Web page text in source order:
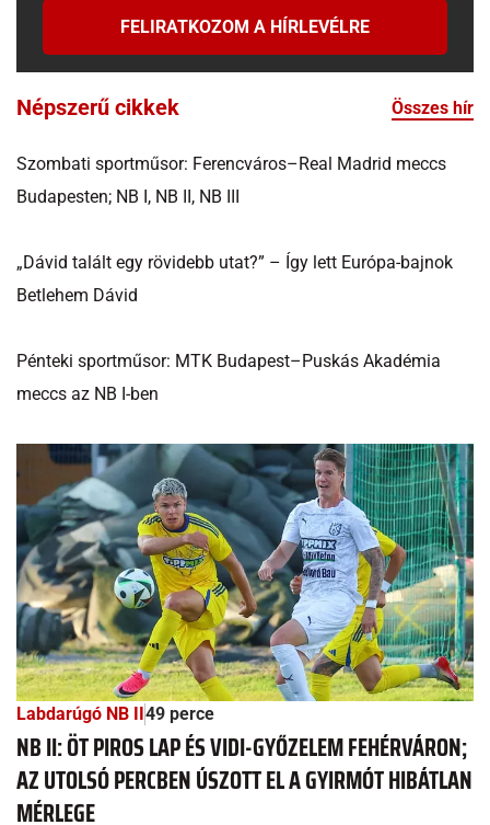
FELIRATKOZOM A HÍRLEVÉLRE
Népszerű cikkek Összes hír
Szombati sportműsor: Ferencváros–Real Madrid meccs
Budapesten; NB I, NB II, NB III
„Dávid talált egy rövidebb utat?” – Így lett Európa-bajnok
Betlehem Dávid
Pénteki sportműsor: MTK Budapest–Puskás Akadémia
meccs az NB I-ben
Labdarúgó NB II 49 perce
NB II: ÖT PIROS LAP ÉS VIDI-GYŐZELEM FEHÉRVÁRON;
AZ UTOLSÓ PERCBEN ÚSZOTT EL A GYIRMÓT HIBÁTLAN
MÉRLEGE